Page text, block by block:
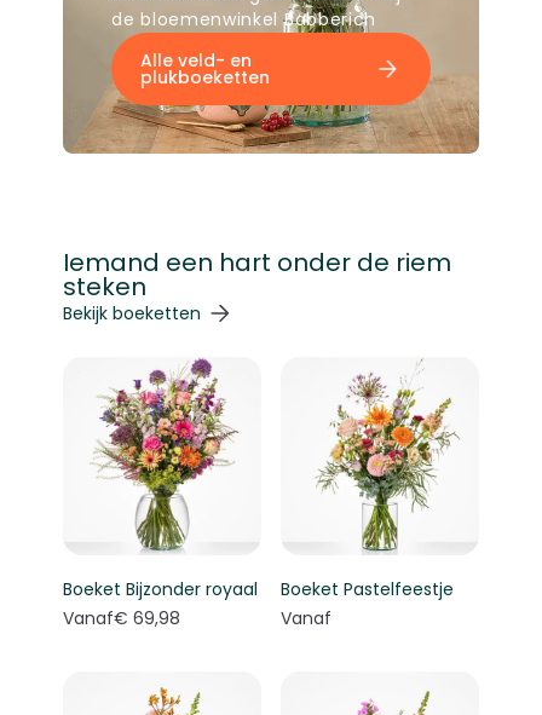
de bloemenwinkel Babberich
Alle veld- en
plukboeketten
Iemand een hart onder de riem
steken
Navigeren door de elementen van de carrousel is
Druk om carrousel over te slaan
Bekijk boeketten
Boeket Bijzonder royaal
Vanaf€ 69,98
Boeket Pastelfeestje
Vanaf